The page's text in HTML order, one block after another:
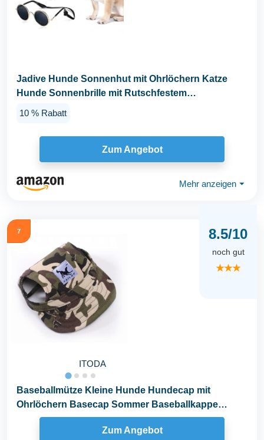
Jadive Hunde Sonnenhut mit Ohrlöchern Katze
Hunde Sonnenbrille mit Rutschfestem
10 % Rabatt
Zum Angebot
Mehr anzeigen ⏷
7
ITODA
8.5/10
noch gut
★★★
Baseballmütze Kleine Hunde Hundecap mit
Ohrlöchern Basecap Sommer Baseballkappe
Verstellbar...
Zum Angebot